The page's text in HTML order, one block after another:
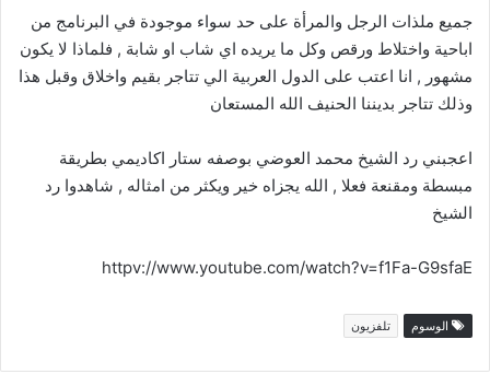
جميع ملذات الرجل والمرأة على حد سواء موجودة في البرنامج من
اباحية واختلاط ورقص وكل ما يريده اي شاب او شابة , فلماذا لا يكون
مشهور , انا اعتب على الدول العربية الي تتاجر بقيم واخلاق وقبل هذا
وذلك تتاجر بديننا الحنيف الله المستعان
اعجبني رد الشيخ محمد العوضي بوصفه ستار اكاديمي بطريقة
مبسطة ومقنعة فعلا , الله يجزاه خير ويكثر من امثاله , شاهدوا رد
الشيخ
httpv://www.youtube.com/watch?v=f1Fa-G9sfaE
الوسوم تلفزيون